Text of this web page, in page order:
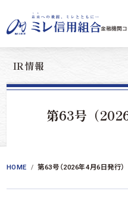
金融機関
IR情報
第63号（
HOME 第63号（2026年4月6日発行）